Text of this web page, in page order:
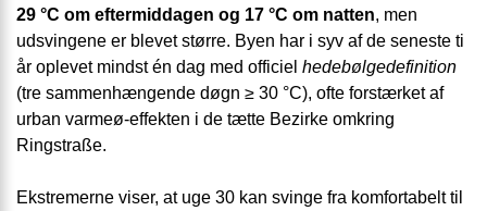
29 °C om efter­middagen og 17 °C om natten, men
udsvingene er blevet større. Byen har i syv af de seneste ti
år oplevet mindst én dag med officiel hedebølge­definition
(tre sammen­hængende døgn ≥ 30 °C), ofte forstærket af
urban varmeø-effekten i de tætte Bezirke omkring
Ringstraße.
Ekstremerne viser, at uge 30 kan svinge fra komfortabelt til